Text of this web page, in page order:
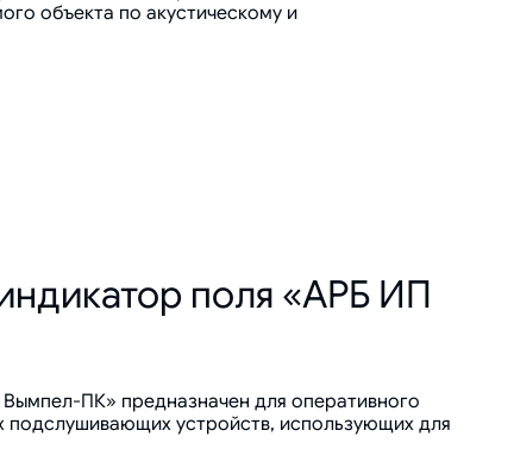
объекта по акустическому и
поля «АРБ ИП
ПК» предназначен для оперативного
подслушивающих устройств, использующих для